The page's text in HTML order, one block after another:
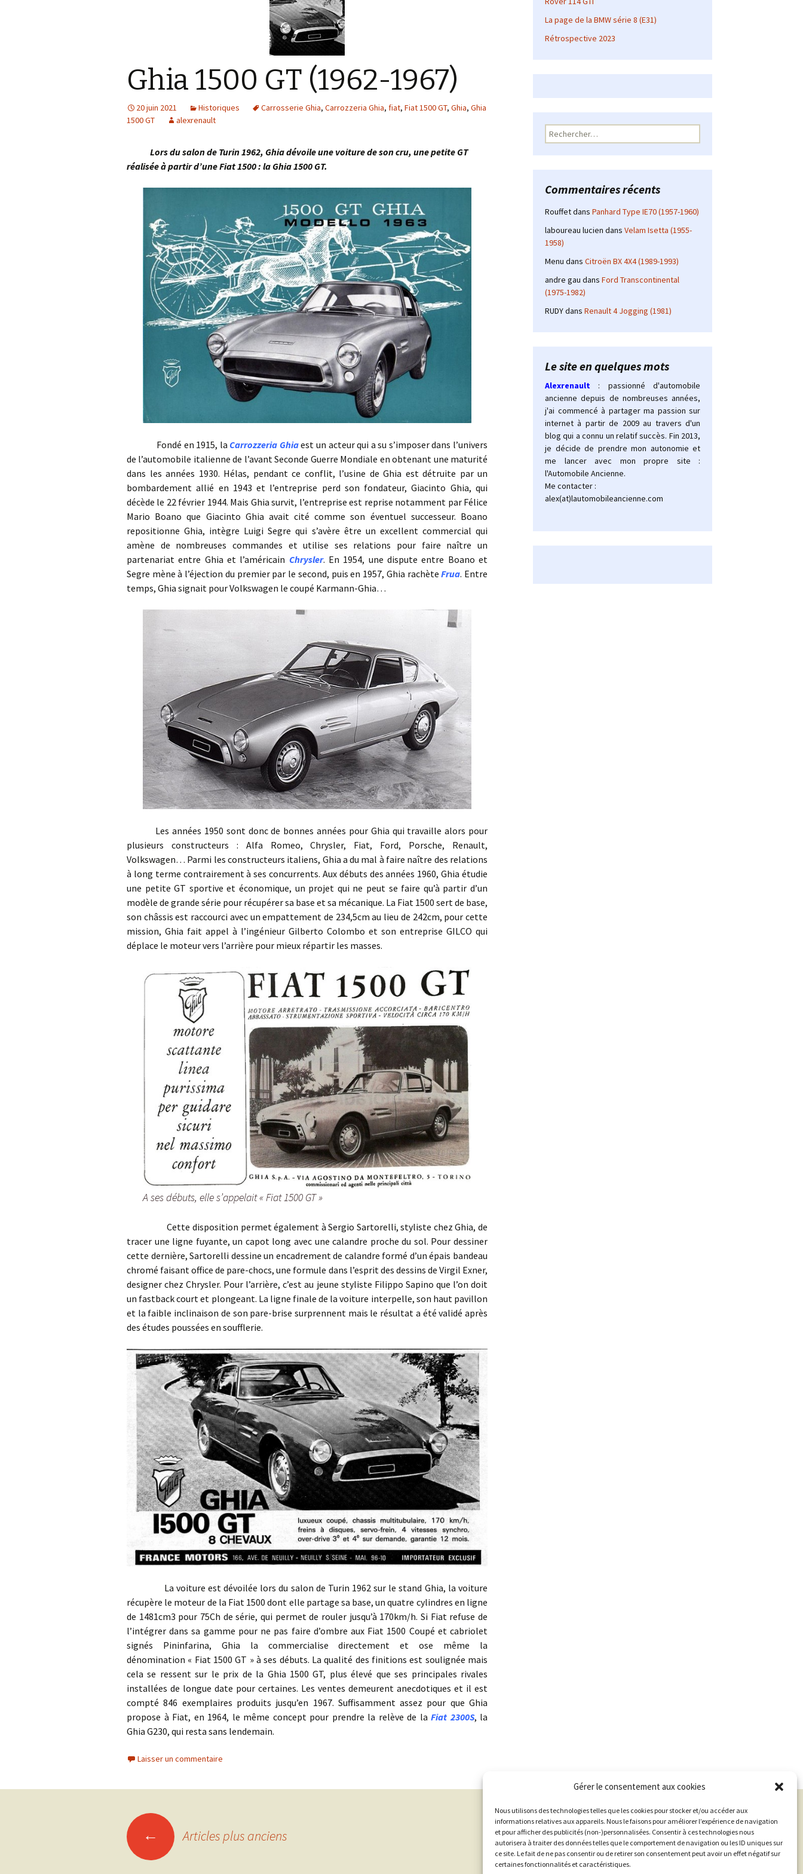
Gérer le consentement aux cookies
Nous utilisons des technologies telles que les cookies pour stocker et/ou accéder aux
informations relatives aux appareils. Nous le faisons pour améliorer l’expérience de navigation
et pour afficher des publicités (non-)personnalisées. Consentir à ces technologies nous
autorisera à traiter des données telles que le comportement de navigation ou les ID uniques sur
ce site. Le fait de ne pas consentir ou de retirer son consentement peut avoir un effet négatif sur
certaines fonctionnalités et caractéristiques.
Ghia 1500 GT (1962-1967)
20 juin 2021 Historiques Carrosserie Ghia, Carrozzeria Ghia, fiat, Fiat 1500 GT, Ghia, Ghia
1500 GT
alexrenault
Lors du salon de Turin 1962, Ghia dévoile une voiture de son cru, une petite GT
réalisée à partir d’une Fiat 1500 : la Ghia 1500 GT.
Fondé en 1915, la Carrozzeria Ghiaest un acteur qui a su s’imposer dans l’univers
de l’automobile italienne de l’avant Seconde Guerre Mondiale en obtenant une maturité
dans les années 1930. Hélas, pendant ce conflit, l’usine de Ghia est détruite par un
bombardement allié en 1943 et l’entreprise perd son fondateur, Giacinto Ghia, qui
décède le 22 février 1944. Mais Ghia survit, l’entreprise est reprise notamment par Félice
Mario Boano que Giacinto Ghia avait cité comme son éventuel successeur. Boano
repositionne Ghia, intègre Luigi Segre qui s’avère être un excellent commercial qui
amène de nombreuses commandes et utilise ses relations pour faire naître un
partenariat entre Ghia et l’américain Chrysler. En 1954, une dispute entre Boano et
Segre mène à l’éjection du premier par le second, puis en 1957, Ghia rachèteFrua. Entre
temps, Ghia signait pour Volkswagen le coupé Karmann-Ghia…
Les années 1950 sont donc de bonnes années pour Ghia qui travaille alors pour
plusieurs constructeurs : Alfa Romeo, Chrysler, Fiat, Ford, Porsche, Renault,
Volkswagen… Parmi les constructeurs italiens, Ghia a du mal à faire naître des relations
à long terme contrairement à ses concurrents. Aux débuts des années 1960, Ghia étudie
une petite GT sportive et économique, un projet qui ne peut se faire qu’à partir d’un
modèle de grande série pour récupérer sa base et sa mécanique. La Fiat 1500 sert de base,
son châssis est raccourci avec un empattement de 234,5cm au lieu de 242cm, pour cette
mission, Ghia fait appel à l’ingénieur Gilberto Colombo et son entreprise GILCO qui
déplace le moteur vers l’arrière pour mieux répartir les masses.
A ses débuts, elle s’appelait « Fiat 1500 GT »
Cette disposition permet également à Sergio Sartorelli, styliste chez Ghia, de
tracer une ligne fuyante, un capot long avec une calandre proche du sol. Pour dessiner
cette dernière, Sartorelli dessine un encadrement de calandre formé d’un épais bandeau
chromé faisant office de pare-chocs, une formule dans l’esprit des dessins de Virgil Exner,
designer chez Chrysler. Pour l’arrière, c’est au jeune styliste Filippo Sapino que l’on doit
un fastback court et plongeant. La ligne finale de la voiture interpelle, son haut pavillon
et la faible inclinaison de son pare-brise surprennent mais le résultat a été validé après
des études poussées en soufflerie.
La voiture est dévoilée lors du salon de Turin 1962 sur le stand Ghia, la voiture
récupère le moteur de la Fiat 1500 dont elle partage sa base, un quatre cylindres en ligne
de 1481cm3 pour 75Ch de série, qui permet de rouler jusqu’à 170km/h. Si Fiat refuse de
l’intégrer dans sa gamme pour ne pas faire d’ombre aux Fiat 1500 Coupé et cabriolet
signés Pininfarina, Ghia la commercialise directement et ose même la
dénomination « Fiat 1500 GT » à ses débuts. La qualité des finitions est soulignée mais
cela se ressent sur le prix de la Ghia 1500 GT, plus élevé que ses principales rivales
installées de longue date pour certaines. Les ventes demeurent anecdotiques et il est
compté 846 exemplaires produits jusqu’en 1967. Suffisamment assez pour que Ghia
propose à Fiat, en 1964, le même concept pour prendre la relève de la Fiat 2300S, la
Ghia G230, qui resta sans lendemain.
Laisser un commentaire
Navigation← Articles plus anciens
La page de la BMW série 8 (E31)
Rétrospective 2023
Rechercher :
Commentaires récents
Rouffetdans Panhard Type IE70 (1957-1960)
laboureau lucien dans Velam Isetta (1955-
1958)
Menu dans Citroën BX 4X4 (1989-1993)
andre gau dans Ford Transcontinental
(1975-1982)
RUDYdans Renault 4 Jogging (1981)
Le site en quelques mots
Alexrenault
: passionné d'automobile
ancienne depuis de nombreuses années,
j'ai commencé à partager ma passion sur
internet à partir de 2009 au travers d'un
blog qui a connu un relatif succès. Fin 2013,
je décide de prendre mon autonomie et
me lancer avec mon propre site :
l'Automobile Ancienne.
Me contacter :
alex(at)lautomobileancienne.com